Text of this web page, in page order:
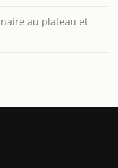
au plateau et